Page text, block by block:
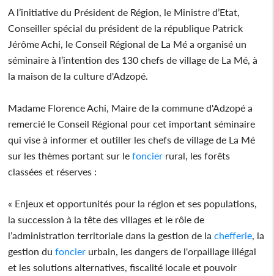
A l’initiative du Président de Région, le Ministre d’Etat,
Conseiller spécial du président de la république Patrick
Jérôme Achi, le Conseil Régional de La Mé a organisé un
séminaire à l’intention des 130 chefs de village de La Mé, à
la maison de la culture d'Adzopé.
Madame Florence Achi, Maire de la commune d'Adzopé a
remercié le Conseil Régional pour cet important séminaire
qui vise à informer et outiller les chefs de village de La Mé
sur les thèmes portant sur lefoncier rural, les forêts
classées et réserves :
« Enjeux et opportunités pour la région et ses populations,
la succession à la tête des villages et le rôle de
l’administration territoriale dans la gestion de lachefferie , la
gestion dufoncier urbain, les dangers de l'orpaillage illégal
et les solutions alternatives, fiscalité locale et pouvoir